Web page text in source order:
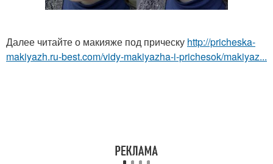
Далее читайте о макияже под прическу http://pricheska-
makiyazh.ru-best.com/vidy-makiyazha-i-prichesok/makiyaz...